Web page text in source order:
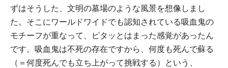
ずはそうした、文明の墓場のような風景を想像しまし
た。そこにワールドワイドでも認知されている吸血鬼の
モチーフが重なって、ピタッとはまった感覚があったん
です。吸血鬼は不死の存在ですから、何度も死んで蘇る
（＝何度死んでも立ち上がって挑戦する）という、